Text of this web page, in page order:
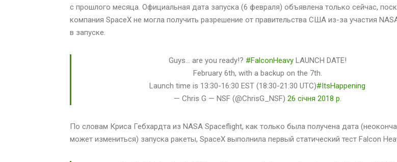
с прошлого месяца. Официальная дата запуска (6 февраля) объявлена только сейчас,
компания SpaceX не могла получить разрешение от правительства США из-за участия
в запуске.
Guys… are you ready!? #FalconHeavyLAUNCH DATE!
February 6th, with a backup on the 7th.
Launch time is 13:30-16:30 EST (18:30-21:30 UTC)#ItsHappening
— Chris G — NSF (@ChrisG_NSF) 26 січня 2018 р.
По словам Криса Гебхардта из NASA Spaceflight, как только была получена дата
может измениться) запуска ракеты, SpaceX выполнила первый статический тест Falcon